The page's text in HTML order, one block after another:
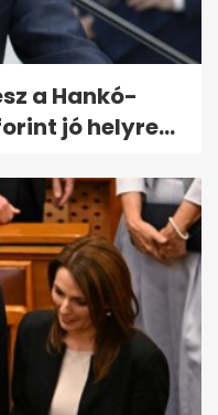
a Hankó-
jó helyre...